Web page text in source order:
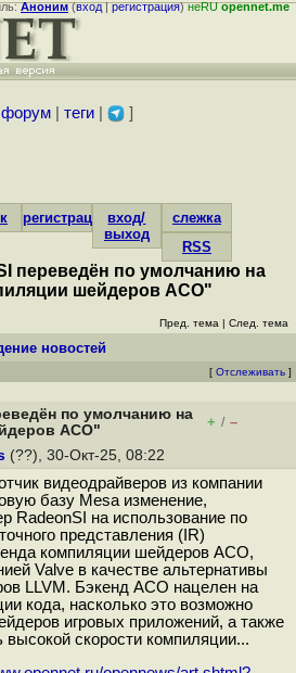
Аноним(вход|регистрация)неRUopennet.me
форум| теги| ]
регистрациявход/
выход
слежка
RSS
переведён по умолчанию на
шейдеров ACO"
Пред. тема | След. тема
новостей
[ Отслеживать ]
по умолчанию на
ACO"
+ / –
(??), 30-Окт-25, 08:22
видеодрайверов из компании
базу Mesa изменение,
RadeonSI на использование по
представления (IR)
компиляции шейдеров ACO,
Valve в качестве альтернативы
LLVM. Бэкенд ACO нацелен на
кода, насколько это возможно
игровых приложений, а также
высокой скорости компиляции...